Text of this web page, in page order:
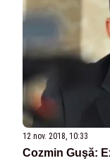
12 nov. 2018, 10:33
Cozmin Guşă: